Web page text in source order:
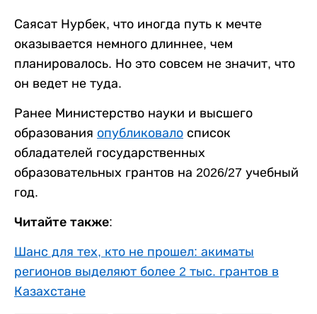
Саясат Нурбек, что иногда путь к мечте
оказывается немного длиннее, чем
планировалось. Но это совсем не значит, что
он ведет не туда.
Ранее Министерство науки и высшего
образования опубликовало список
обладателей государственных
образовательных грантов на 2026/27 учебный
год.
Читайте также:
Шанс для тех, кто не прошел: акиматы
регионов выделяют более 2 тыс. грантов в
Казахстане